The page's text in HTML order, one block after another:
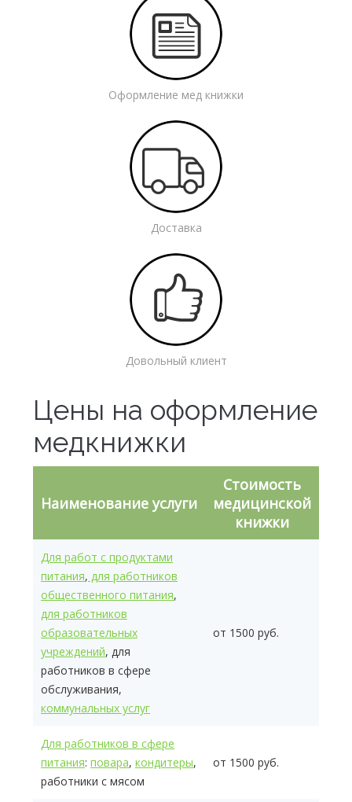
Оформление мед книжки
Доставка
Довольный клиент
Цены на оформление
медкнижки
Наименование услуги
Стоимость
медицинской
книжки
Для работ с продуктами
питания, для работников
общественного питания,
для работников
образовательных
учреждений, для
работников в сфере
обслуживания,
коммунальных услуг
от 1500 руб.
Для работников в сфере
питания: повара, кондитеры,
работники с мясом
от 1500 руб.